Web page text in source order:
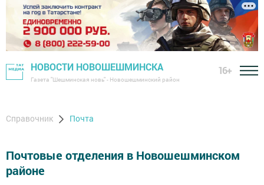
НОВОСТИ НОВОШЕШМИНСКА
Газета "Шешминская новь" - Новошешминский район
16+
Справочник Почта
Почтовые отделения в Новошешминском
районе